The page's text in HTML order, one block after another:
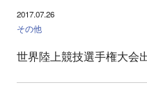
2017.07.26
その他
世界陸上競技選手権大会